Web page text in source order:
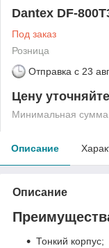
Dantex DF-
Под заказ
Розница
Отправка с 23
Цену уточняйте
Минимальная сумма
Описание
Описание
Тонкий корпус;